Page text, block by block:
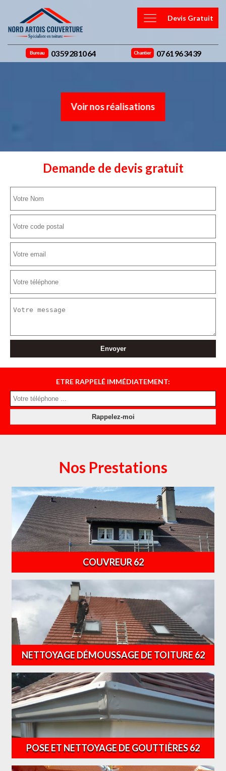
Devis Gratuit
Bureau 03 59 28 10 64 Chantier 07 61 96 34 39
Voir nos réalisations
Demande de devis gratuit
ETRE RAPPELÉ IMMÉDIATEMENT:
Nos Prestations
COUVREUR 62
NETTOYAGE DÉMOUSSAGE DE TOITURE 62
POSE ET NETTOYAGE DE GOUTTIÈRES 62